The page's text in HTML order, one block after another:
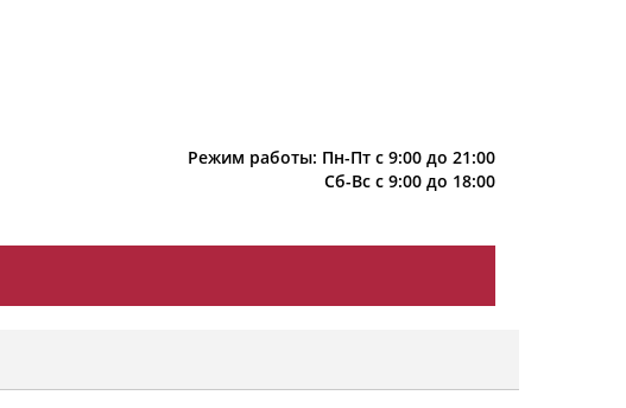
Режим работы: Пн-Пт с 9:00 до 21:00
Сб-Вс с 9:00 до 18:00